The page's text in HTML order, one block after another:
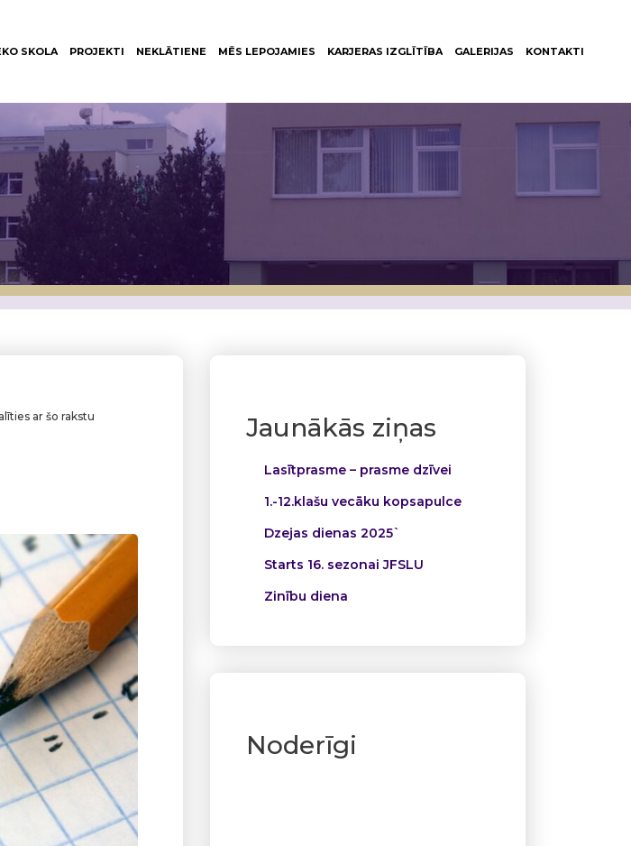
SKOLA PROJEKTI NEKLĀTIENE MĒS LEPOJAMIES KARJERAS IZGLĪTĪBA GALERIJAS KONTAKTI
Jaunākās ziņas
Lasītprasme – prasme dzīvei
1.-12.klašu vecāku kopsapulce
Dzejas dienas 2025`
Starts 16. sezonai JFSLU
Zinību diena
Noderīgi
ar šo rakstu